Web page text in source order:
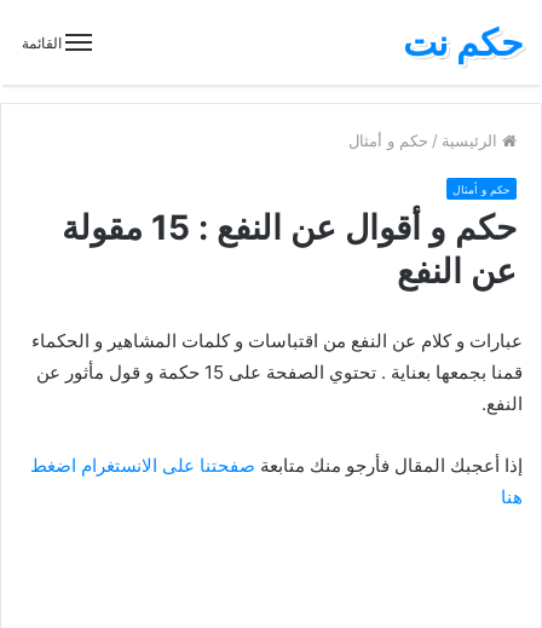
القائمة حكم نت
الرئيسية / حكم و أمثال
حكم و أمثال
حكم و أقوال عن النفع : 15 مقولة
عن النفع
عبارات و كلام عن النفع من اقتباسات و كلمات المشاهير و الحكماء
قمنا بجمعها بعناية . تحتوي الصفحة على 15 حكمة و قول مأثور عن
النفع.
إذا أعجبك المقال فأرجو منك متابعة صفحتنا على الانستغرام اضغط
هنا